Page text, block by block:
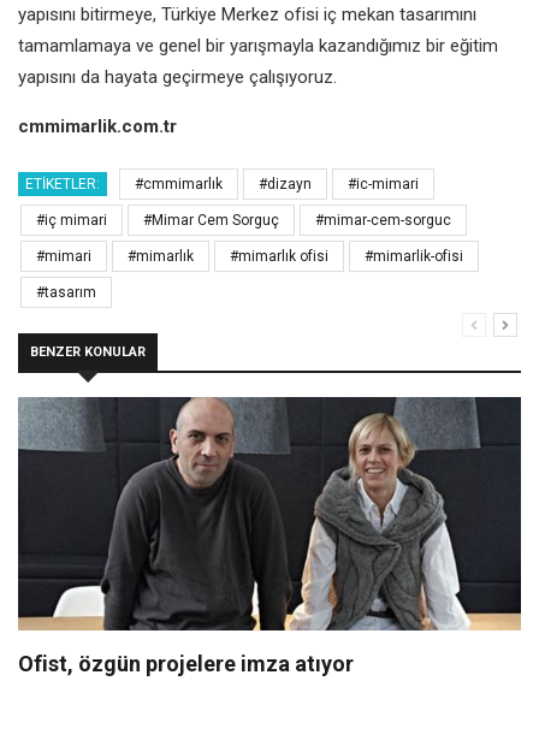
yapısını bitirmeye, Türkiye Merkez ofisi iç mekan tasarımını
tamamlamaya ve genel bir yarışmayla kazandığımız bir eğitim
yapısını da hayata geçirmeye çalışıyoruz.
cmmimarlik.com.tr
ETIKETLER: #cmmimarlık #dizayn #ic-mimari
#iç mimari #Mimar Cem Sorguç #mimar-cem-sorguc
#mimari #mimarlık #mimarlık ofisi #mimarlik-ofisi
#tasarım
BENZER KONULAR
Ofist, özgün projelere imza atıyor